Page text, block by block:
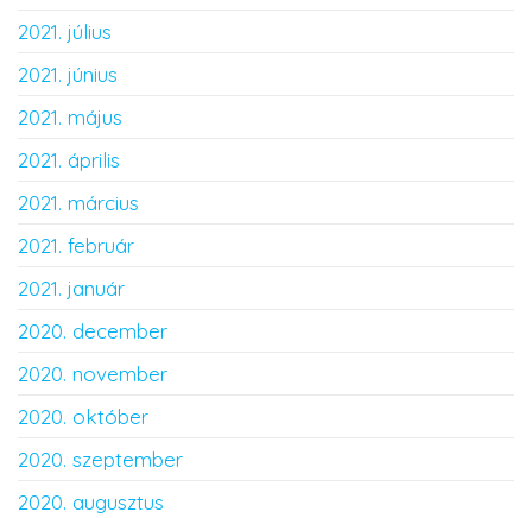
2021. július
2021. június
2021. május
2021. április
2021. március
2021. február
2021. január
2020. december
2020. november
2020. október
2020. szeptember
2020. augusztus